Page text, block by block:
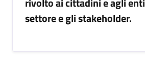
settore e gli stakeholder.